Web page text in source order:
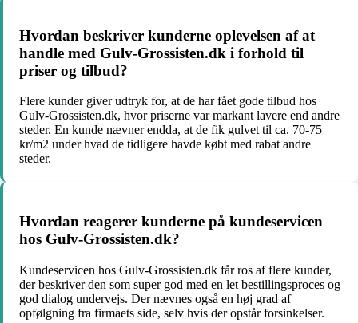
Hvordan beskriver kunderne oplevelsen af at
handle med Gulv-Grossisten.dk i forhold til
priser og tilbud?
Flere kunder giver udtryk for, at de har fået gode tilbud hos
Gulv-Grossisten.dk, hvor priserne var markant lavere end andre
steder. En kunde nævner endda, at de fik gulvet til ca. 70-75
kr/m2 under hvad de tidligere havde købt med rabat andre
steder.
Hvordan reagerer kunderne på kundeservicen
hos Gulv-Grossisten.dk?
Kundeservicen hos Gulv-Grossisten.dk får ros af flere kunder,
der beskriver den som super god med en let bestillingsproces og
god dialog undervejs. Der nævnes også en høj grad af
opfølgning fra firmaets side, selv hvis der opstår forsinkelser.